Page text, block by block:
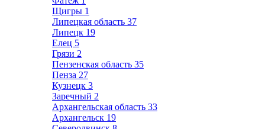
Щигры 1
Липецкая область 37
Липецк 19
Елец 5
Грязи 2
Пензенская область 35
Пенза 27
Кузнецк 3
Заречный 2
Архангельская область 33
Архангельск 19